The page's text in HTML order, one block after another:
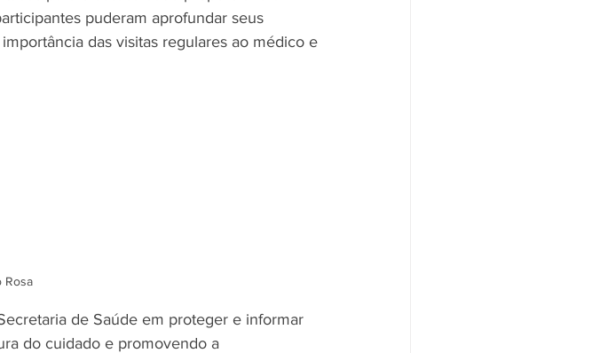
puderam aprofundar seus
das visitas regulares ao médico e
Rosa
de Saúde em proteger e informar
do cuidado e promovendo a